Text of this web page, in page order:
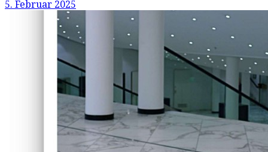
5. Februar 2025